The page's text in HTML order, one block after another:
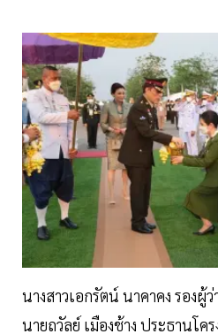
นางสาวเอกรัตน์ นาคาคง รองผู้
นายถวัลย์ เมืองช้าง ประธานโค